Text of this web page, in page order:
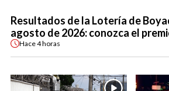
Resultados de la Lotería de
agosto de 2026: conozca el
Hace4 horas